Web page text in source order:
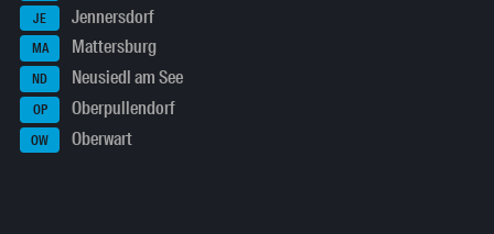
JE Jennersdorf
MA Mattersburg
ND Neusiedl am See
OP Oberpullendorf
OW Oberwart